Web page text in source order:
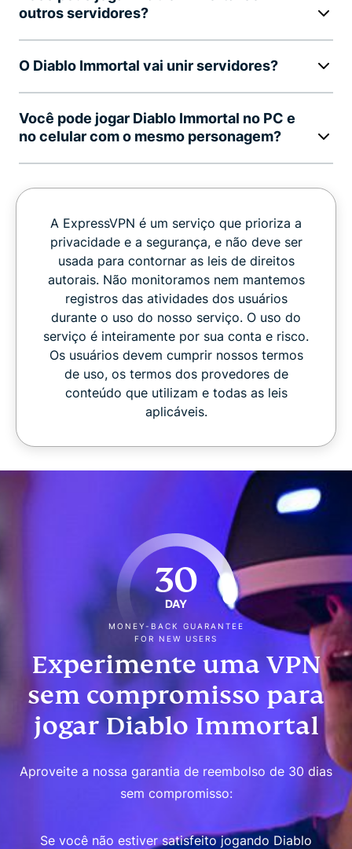
outros servidores?
O Diablo Immortal vai unir servidores?
Você pode jogar Diablo Immortal no PC e
no celular com o mesmo personagem?
A ExpressVPN é um serviço que prioriza a
privacidade e a segurança, e não deve ser
usada para contornar as leis de direitos
autorais. Não monitoramos nem mantemos
registros das atividades dos usuários
durante o uso do nosso serviço. O uso do
serviço é inteiramente por sua conta e risco.
Os usuários devem cumprir nossos termos
de uso, os termos dos provedores de
conteúdo que utilizam e todas as leis
aplicáveis.
30
DAY
MONEY-BACK GUARANTEE
FOR NEW USERS
Experimente uma VPN
sem compromisso para
jogar Diablo Immortal
Aproveite a nossa garantia de reembolso de 30 dias
sem compromisso:
Se você não estiver satisfeito jogando Diablo